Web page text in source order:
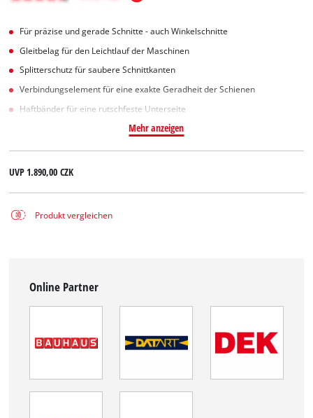
Für präzise und gerade Schnitte - auch Winkelschnitte
Gleitbelag für den Leichtlauf der Maschinen
Splitterschutz für saubere Schnittkanten
Verbindungselement für eine exakte Geradheit der Schienen
Haftbänder für eine rutschfeste Unterseite
Mehr anzeigen
UVP1.890,00 CZK
Produkt vergleichen
Online Partner